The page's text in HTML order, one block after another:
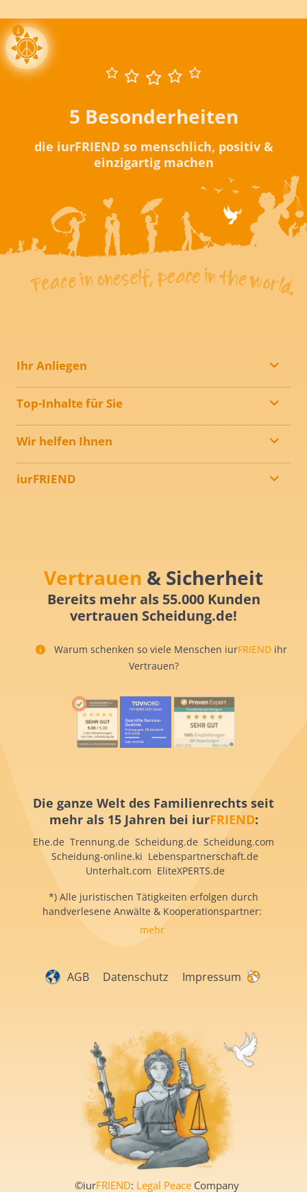
5 Besonderheiten
die iurFRIEND so menschlich, positiv &
einzigartig machen
Ihr Anliegen
Top-Inhalte für Sie
Wir helfen Ihnen
iurFRIEND
Vertrauen & Sicherheit
Bereits mehr als 55.000 Kunden
vertrauen Scheidung.de!
Warum schenken so viele Menschen iurFRIEND ihr
Vertrauen?
Die ganze Welt des Familienrechts seit
mehr als 15 Jahren bei iurFRIEND:
Ehe.de Trennung.de Scheidung.de Scheidung.com
Scheidung-online.ki Lebenspartnerschaft.de
Unterhalt.com EliteXPERTS.de
*) Alle juristischen Tätigkeiten erfolgen durch
handverlesene Anwälte & Kooperationspartner:
mehr
AGB Datenschutz Impressum
©iurFRIEND: Legal Peace Company